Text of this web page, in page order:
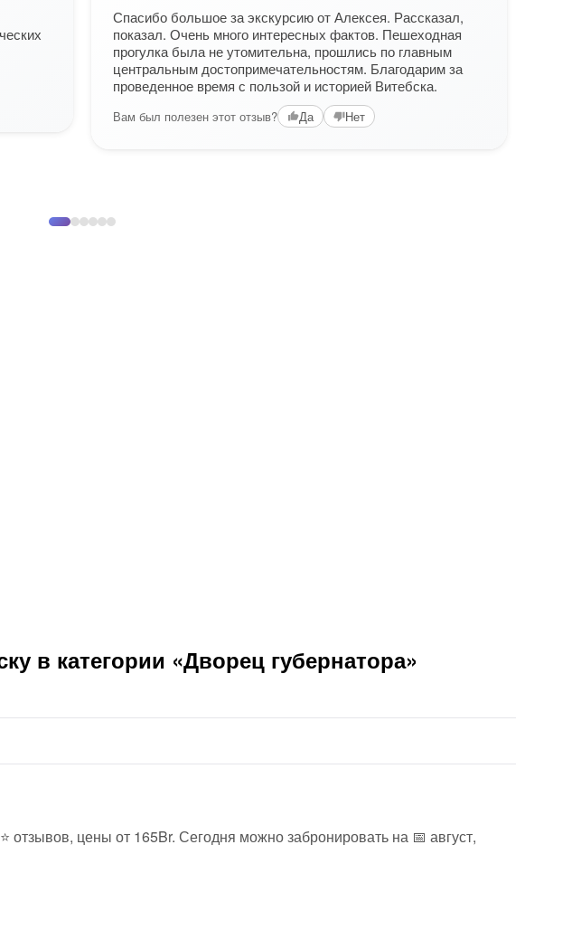
Спасибо большое за экскурсию от Алексея. Рассказал,
показал. Очень много интересных фактов. Пешеходная
прогулка была не утомительна, прошлись по главным
центральным достопримечательностям. Благодарим за
проведенное время с пользой и историей Витебска.
Вам был полезен этот отзыв? Да Нет
в категории «Дворец губернатора»
отзывов, цены от 165Br. Сегодня можно забронировать на 📅 август,